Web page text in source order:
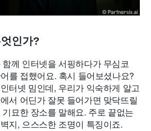
인가?
께 인터넷을 서핑하다가 무심코
를 접했어요. 혹시 들어보셨나요?
터넷 밈인데, 우리가 익숙하게 알고
서 어딘가 잘못 들어가면 맞닥뜨릴
묘한 장소를 말해요. 주로 끝없는
지, 으스스한 조명이 특징이죠.